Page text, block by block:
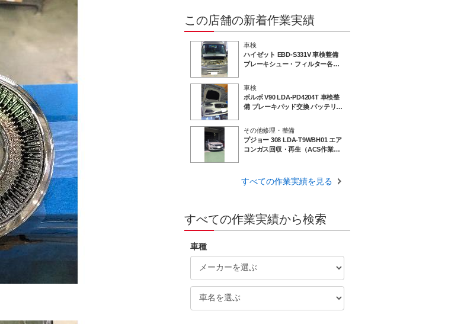
この店舗の新着作業実績
車検
ハイゼット EBD-S331V 車検整備
ブレーキシュー・フィルター各種
車検
ボルボ V90 LDA-PD4204T 車検整
備 ブレーキパッド交換 バッテリー
その他修理・整備
プジョー 308 LDA-T9WBH01 エア
コンガス回収・再生（ACS作業）
居浜 砥部
すべての作業実績を見る
すべての作業実績から検索
車種